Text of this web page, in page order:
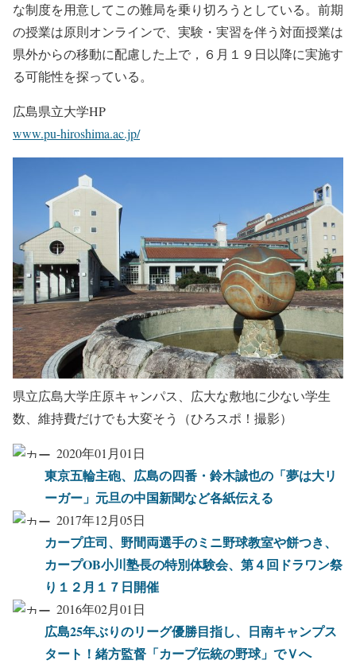
な制度を用意してこの難局を乗り切ろうとしている。前期
の授業は原則オンラインで、実験・実習を伴う対面授業は
県外からの移動に配慮した上で，６月１９日以降に実施す
る可能性を探っている。
広島県立大学HP
www.pu-hiroshima.ac.jp/
県立広島大学庄原キャンパス、広大な敷地に少ない学生
数、維持費だけでも大変そう（ひろスポ！撮影）
2020年01月01日
東京五輪主砲、広島の四番・鈴木誠也の「夢は大リ
ーガー」元旦の中国新聞など各紙伝える
2017年12月05日
カープ庄司、野間両選手のミニ野球教室や餅つき、
カープOB小川塾長の特別体験会、第４回ドラワン祭
り１２月１７日開催
2016年02月01日
広島25年ぶりのリーグ優勝目指し、日南キャンプス
タート！緒方監督「カープ伝統の野球」でＶへ